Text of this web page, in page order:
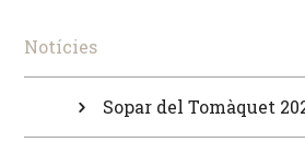
Notícies
Sopar del Tomàquet